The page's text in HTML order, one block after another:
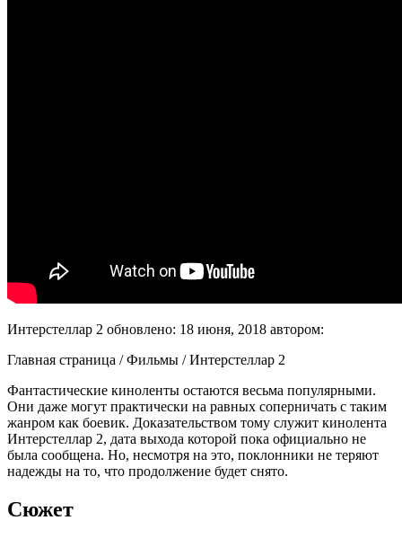
Интерстеллар 2 обновлено: 18 июня, 2018 автором:
Главная страница / Фильмы / Интерстеллар 2
Фантастические киноленты остаются весьма популярными.
Они даже могут практически на равных соперничать с таким
жанром как боевик. Доказательством тому служит кинолента
Интерстеллар 2, дата выхода которой пока официально не
была сообщена. Но, несмотря на это, поклонники не теряют
надежды на то, что продолжение будет снято.
Сюжет